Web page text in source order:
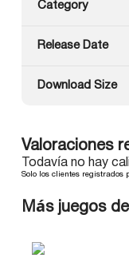
Category
Release Date
Download Size
Valoraciones
Todavía no hay
Solo los clientes registrados
Más juegos